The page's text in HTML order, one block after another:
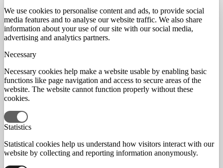
We use cookies to personalise content and ads, to provide social
media features and to analyse our website traffic. We also share
information about your use of our site with our social media,
advertising and analytics partners.
Necessary
Necessary cookies help make a website usable by enabling basic
functions like page navigation and access to secure areas of the
website. The website cannot function properly without these
cookies.
Statistics
Statistical cookies help us understand how visitors interact with our
website by collecting and reporting information anonymously.